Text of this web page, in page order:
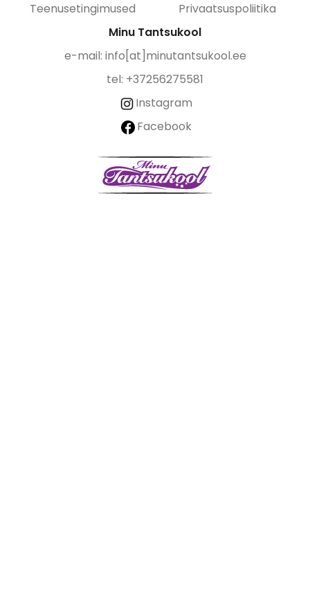
Teenusetingimused
Privaatsuspoliitika
Minu Tantsukool
e-mail: info[at]minutantsukool.ee
tel: +37256275581
Instagram
Facebook